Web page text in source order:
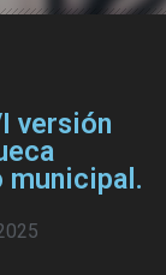
versión
municipal.